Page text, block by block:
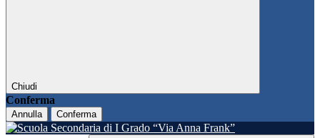
Chiudi
Conferma
Annulla Conferma